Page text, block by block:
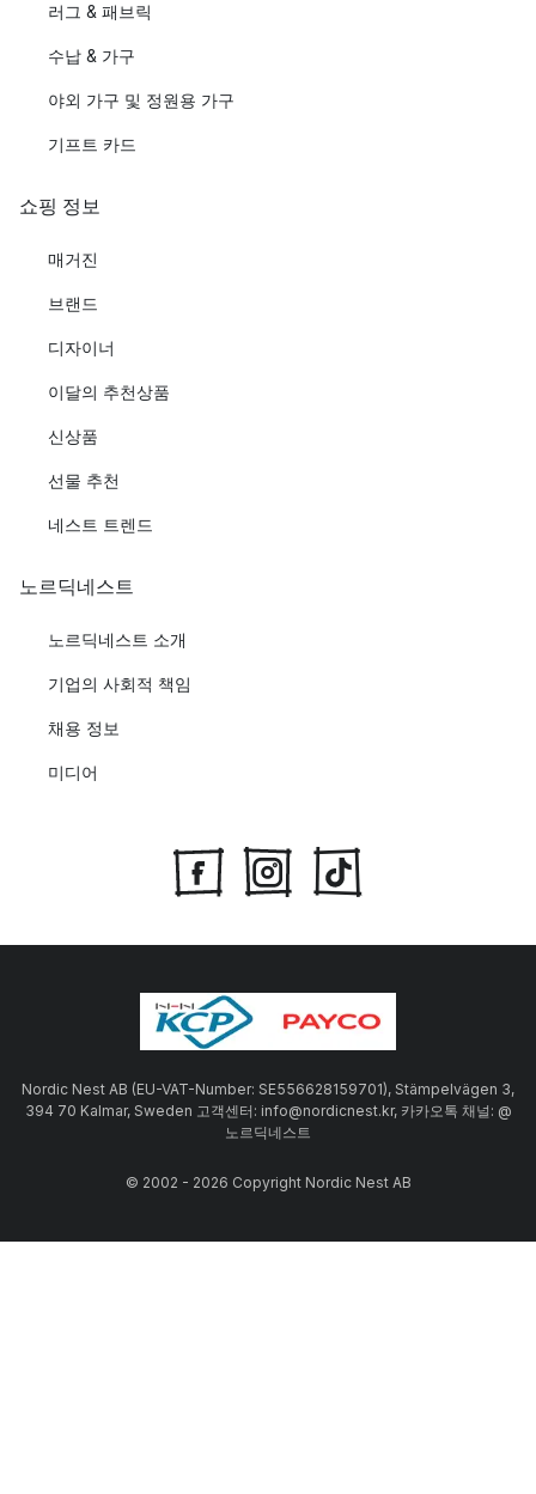
러그 & 패브릭
수납 & 가구
야외 가구 및 정원용 가구
기프트 카드
쇼핑 정보
매거진
브랜드
디자이너
이달의 추천상품
신상품
선물 추천
네스트 트렌드
노르딕네스트
노르딕네스트 소개
기업의 사회적 책임
채용 정보
미디어
Nordic Nest AB (EU-VAT-Number: SE556628159701), Stämpelvägen 3,
394 70 Kalmar, Sweden 고객센터: info@nordicnest.kr, 카카오톡 채널: @
노르딕네스트
© 2002 - 2026 Copyright Nordic Nest AB